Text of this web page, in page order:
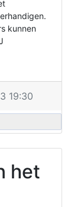
kunnen
19:30
het